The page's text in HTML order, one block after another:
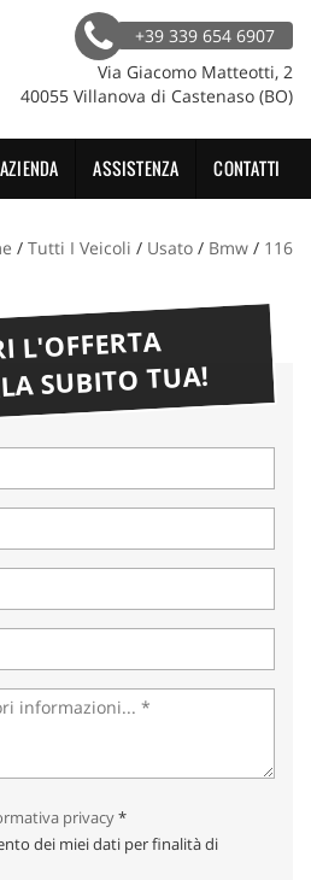
+39 339 654 6907
Via Giacomo Matteotti, 2
40055 Villanova di Castenaso (BO)
AZIENDA ASSISTENZA CONTATTI
/ Tutti I Veicoli / Usato / Bmw / 116
L'OFFERTA
SUBITO TUA!
privacy*
dei miei dati per finalità di